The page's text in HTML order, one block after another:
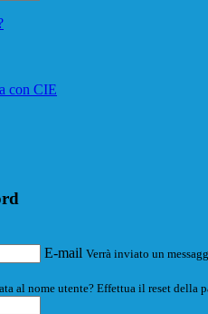
con CIE
E-mail Verrà inviato un
al nome utente? Effettua il reset della